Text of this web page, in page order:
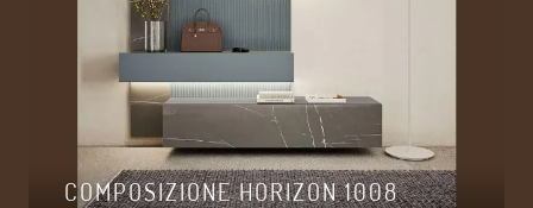
COMPOSIZIONE HORIZON 1008